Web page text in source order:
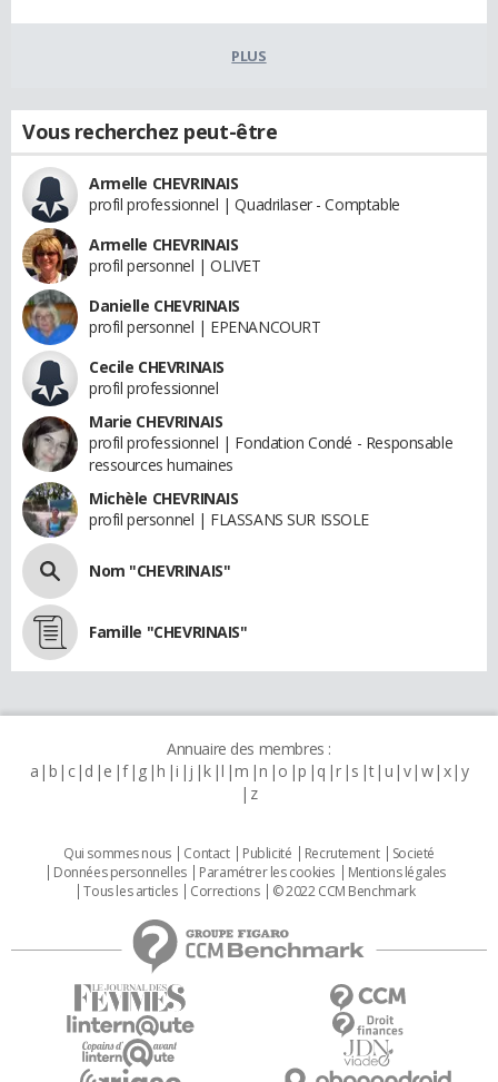
PLUS
Vous recherchez peut-être
Armelle CHEVRINAIS
profil professionnel | Quadrilaser - Comptable
Armelle CHEVRINAIS
profil personnel | OLIVET
Danielle CHEVRINAIS
profil personnel | EPENANCOURT
Cecile CHEVRINAIS
profil professionnel
Marie CHEVRINAIS
profil professionnel | Fondation Condé - Responsable
ressources humaines
Michèle CHEVRINAIS
profil personnel | FLASSANS SUR ISSOLE
Nom "CHEVRINAIS"
Famille "CHEVRINAIS"
Annuaire des membres :
a b c d e f g h i j k l m n o p q r s t u v w x y
z
Qui sommes nous Contact Publicité Recrutement
Societé
Données personnelles
Paramétrer les cookies
Mentions légales
Tous les articles
Corrections © 2022 CCM Benchmark